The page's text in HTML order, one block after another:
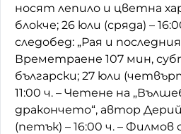
носят лепило и цветна
блокче; 26 юли (сряда) –
следобед: „Рая и
Времетраене 107 мин,
български; 27 юли
11:00 ч. – Четене на
дракончето“, автор
(петък) – 16:00 ч. – Филмов